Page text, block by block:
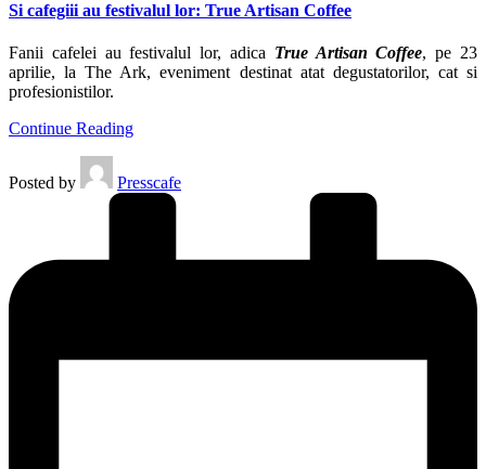
Si cafegiii au festivalul lor: True Artisan Coffee
Fanii cafelei au festivalul lor, adica True Artisan Coffee, pe 23
aprilie, la The Ark, eveniment destinat atat degustatorilor, cat si
profesionistilor.
Continue Reading
Posted by Presscafe